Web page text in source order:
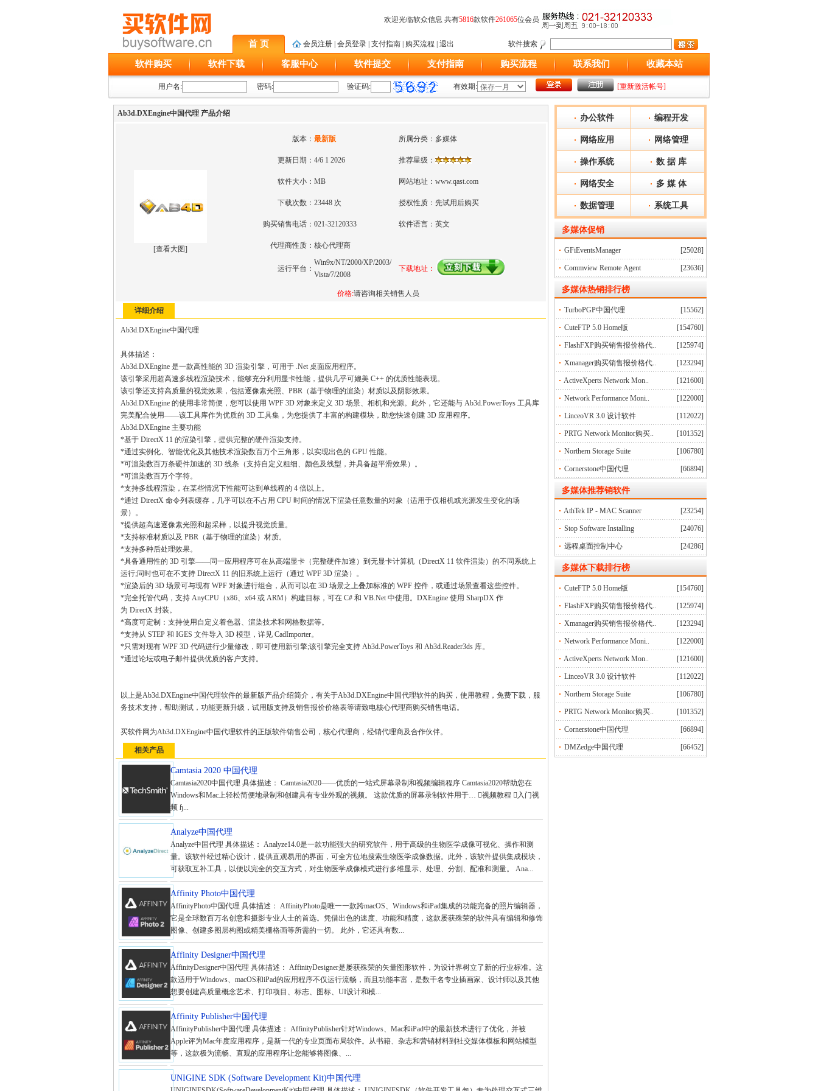
欢迎光临软众信息 共有5816款软件261065位会员
首 页 会员注册 会员登录 支付指南 购买流程 退出 软件搜索
软件购买 软件下载 客服中心 软件提交 支付指南 购买流程 联系我们 收藏本站
用户名: 密码: 验证码: 有效期: [重新激活帐号]
Ab3d.DXEngine中国代理 产品介绍
[查看大图]
版本： 最新版 所属分类： 多媒体
更新日期： 4/6 1 2026 推荐星级：
软件大小： MB 网站地址： www.qast.com
下载次数： 23448 次 授权性质： 先试用后购买
购买销售电话： 021-32120333 软件语言： 英文
代理商性质： 核心代理商
运行平台：
Win9x/NT/2000/XP/2003/
Vista/7/2008
下载地址：
价格:请咨询相关销售人员
详细介绍
Ab3d.DXEngine中国代理
具体描述：
Ab3d.DXEngine 是一款高性能的 3D 渲染引擎，可用于 .Net 桌面应用程序。
该引擎采用超高速多线程渲染技术，能够充分利用显卡性能，提供几乎可媲美 C++ 的优质性能表现。
该引擎还支持高质量的视觉效果，包括逐像素光照、PBR（基于物理的渲染）材质以及阴影效果。
Ab3d.DXEngine 的使用非常简便，您可以使用 WPF 3D 对象来定义 3D 场景、相机和光源。此外，它还能与 Ab3d.PowerToys 工具库
完美配合使用——该工具库作为优质的 3D 工具集，为您提供了丰富的构建模块，助您快速创建 3D 应用程序。
Ab3d.DXEngine 主要功能
*基于 DirectX 11 的渲染引擎，提供完整的硬件渲染支持。
*通过实例化、智能优化及其他技术渲染数百万个三角形，以实现出色的 GPU 性能。
*可渲染数百万条硬件加速的 3D 线条（支持自定义粗细、颜色及线型，并具备超平滑效果）。
*可渲染数百万个字符。
*支持多线程渲染，在某些情况下性能可达到单线程的 4 倍以上。
*通过 DirectX 命令列表缓存，几乎可以在不占用 CPU 时间的情况下渲染任意数量的对象（适用于仅相机或光源发生变化的场
景）。
*提供超高速逐像素光照和超采样，以提升视觉质量。
*支持标准材质以及 PBR（基于物理的渲染）材质。
*支持多种后处理效果。
*具备通用性的 3D 引擎——同一应用程序可在从高端显卡（完整硬件加速）到无显卡计算机（DirectX 11 软件渲染）的不同系统上
运行;同时也可在不支持 DirectX 11 的旧系统上运行（通过 WPF 3D 渲染）。
*渲染后的 3D 场景可与现有 WPF 对象进行组合，从而可以在 3D 场景之上叠加标准的 WPF 控件，或通过场景查看这些控件。
*完全托管代码，支持 AnyCPU（x86、x64 或 ARM）构建目标，可在 C# 和 VB.Net 中使用。DXEngine 使用 SharpDX 作
为 DirectX 封装。
*高度可定制：支持使用自定义着色器、渲染技术和网格数据等。
*支持从 STEP 和 IGES 文件导入 3D 模型，详见 CadImporter。
*只需对现有 WPF 3D 代码进行少量修改，即可使用新引擎;该引擎完全支持 Ab3d.PowerToys 和 Ab3d.Reader3ds 库。
*通过论坛或电子邮件提供优质的客户支持。
以上是Ab3d.DXEngine中国代理软件的最新版产品介绍简介，有关于Ab3d.DXEngine中国代理软件的购买，使用教程，免费下载，服
务技术支持，帮助测试，功能更新升级，试用版支持及销售报价价格表等请致电核心代理商购买销售电话。
买软件网为Ab3d.DXEngine中国代理软件的正版软件销售公司，核心代理商，经销代理商及合作伙伴。
相关产品
Camtasia 2020 中国代理
Camtasia2020中国代理 具体描述： Camtasia2020——优质的一站式屏幕录制和视频编辑程序 Camtasia2020帮助您在
Windows和Mac上轻松简便地录制和创建具有专业外观的视频。 这款优质的屏幕录制软件用于… 视频教程 入门视
频 ɧ...
Analyze中国代理
Analyze中国代理 具体描述： Analyze14.0是一款功能强大的研究软件，用于高级的生物医学成像可视化、操作和测
量。该软件经过精心设计，提供直观易用的界面，可全方位地搜索生物医学成像数据。此外，该软件提供集成模块，
可获取互补工具，以便以完全的交互方式，对生物医学成像模式进行多维显示、处理、分割、配准和测量。 Ana...
Affinity Photo中国代理
AffinityPhoto中国代理 具体描述： AffinityPhoto是唯一一款跨macOS、Windows和iPad集成的功能完备的照片编辑器，
它是全球数百万名创意和摄影专业人士的首选。凭借出色的速度、功能和精度，这款屡获殊荣的软件具有编辑和修饰
图像、创建多图层构图或精美栅格画等所需的一切。 此外，它还具有数...
Affinity Designer中国代理
AffinityDesigner中国代理 具体描述： AffinityDesigner是屡获殊荣的矢量图形软件，为设计界树立了新的行业标准。这
款适用于Windows、macOS和iPad的应用程序不仅运行流畅，而且功能丰富，是数千名专业插画家、设计师以及其他
想要创建高质量概念艺术、打印项目、标志、图标、UI设计和模...
Affinity Publisher中国代理
AffinityPublisher中国代理 具体描述： AffinityPublisher针对Windows、Mac和iPad中的最新技术进行了优化，并被
Apple评为Mac年度应用程序，是新一代的专业页面布局软件。从书籍、杂志和营销材料到社交媒体模板和网站模型
等，这款极为流畅、直观的应用程序让您能够将图像、...
UNIGINE SDK (Software Development Kit)中国代理
办公软件 编程开发
网络应用 网络管理
操作系统 数 据 库
网络安全 多 媒 体
数据管理 系统工具
多媒体促销
GFiEventsManager [25028]
Commview Remote Agent [23636]
多媒体热销排行榜
TurboPGP中国代理 [15562]
CuteFTP 5.0 Home版 [154760]
FlashFXP购买销售报价格代.. [125974]
Xmanager购买销售报价格代.. [123294]
ActiveXperts Network Mon.. [121600]
Network Performance Moni.. [122000]
LinceoVR 3.0 设计软件 [112022]
PRTG Network Monitor购买.. [101352]
Northern Storage Suite [106780]
Cornerstone中国代理 [66894]
多媒体推荐销软件
AthTek IP - MAC Scanner [23254]
Stop Software Installing [24076]
远程桌面控制中心 [24286]
多媒体下载排行榜
CuteFTP 5.0 Home版 [154760]
FlashFXP购买销售报价格代.. [125974]
Xmanager购买销售报价格代.. [123294]
Network Performance Moni.. [122000]
ActiveXperts Network Mon.. [121600]
LinceoVR 3.0 设计软件 [112022]
Northern Storage Suite [106780]
PRTG Network Monitor购买.. [101352]
Cornerstone中国代理 [66894]
DMZedge中国代理 [66452]